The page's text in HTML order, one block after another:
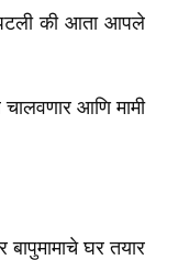
पटली की आता आपले
चालवणार आणि मामी
घर तयार